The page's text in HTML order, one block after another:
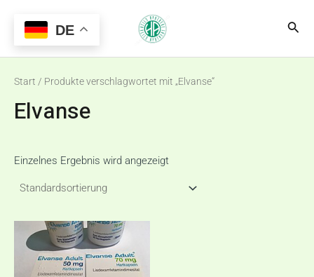
springenMenu
Start / Produkte verschlagwortet mit „Elvanse“
Elvanse
Einzelnes Ergebnis wird angezeigt
Preisspanne:
€170,00
bis
€390,00 weist
DE